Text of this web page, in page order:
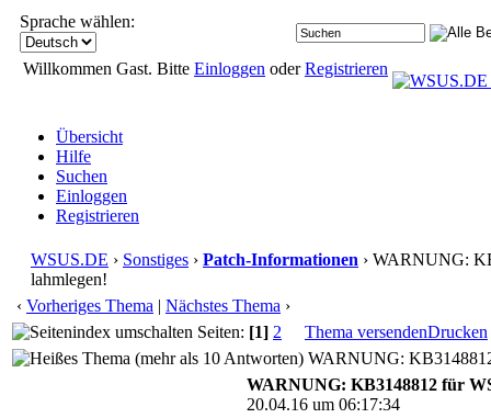
Sprache wählen:
Willkommen Gast. Bitte Einloggen oderRegistrieren
Übersicht
Hilfe
Suchen
Einloggen
Registrieren
WSUS.DE › Sonstiges › Patch-Informationen › WARNUNG:
lahmlegen!
‹ Vorheriges Thema | Nächstes Thema ›
Seiten: [1] 2 Thema versendenDrucken
WARNUNG:
WARNUNG: KB3148812 für
20.04.16 um 06:17:34